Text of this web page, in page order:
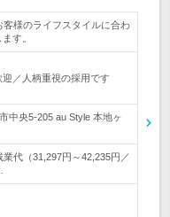
様のライフスタイルに合わ
す。
／人柄重視の採用です
中央5-205 au Style 本地ヶ
代（31,297円～42,235円／